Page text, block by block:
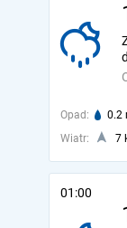
Opad: 0.2
Wiatr:
7
01:00